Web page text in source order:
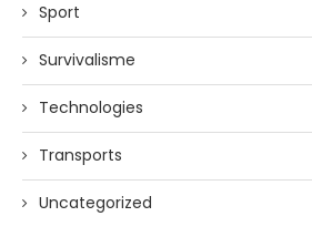
Sport
Survivalisme
Technologies
Transports
Uncategorized